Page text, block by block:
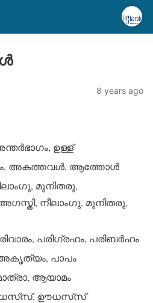
8 years ago
ഉള്ള്
അകത്തവള്‍, ആത്തോള്‍
മുനിതരു,
നീലാംഗു, മുനിതരു,
പരിഗ്രഹം, പരിബര്‍ഹം
പാപം
ആയാമം
ഉധസ്‌സ്, ഊധസ്‌സ്